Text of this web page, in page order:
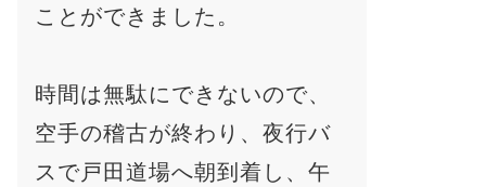
ことができました。
時間は無駄にできないので、
空手の稽古が終わり、夜行バ
スで戸田道場へ朝到着し、午